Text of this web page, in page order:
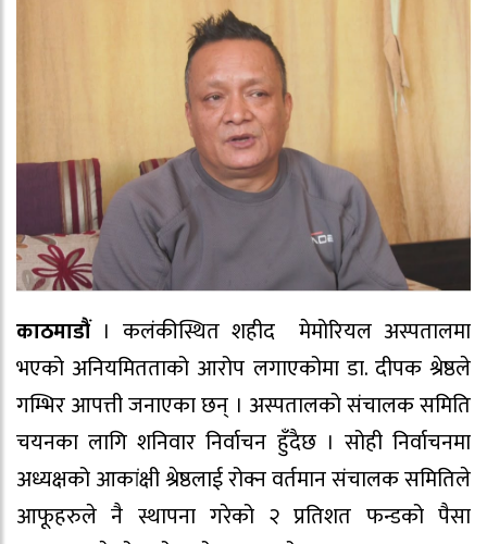
काठमाडौं। कलंकीस्थित शहीद मेमोरियल अस्पतालमा
भएको अनियमितताको आरोप लगाएकोमा डा. दीपक श्रेष्ठले
गम्भिर आपत्ती जनाएका छन् । अस्पतालको संचालक समिति
चयनका लागि शनिवार निर्वाचन हुँदैछ । सोही निर्वाचनमा
अध्यक्षको आकांक्षी श्रेष्ठलाई रोक्न वर्तमान संचालक समितिले
आफूहरुले नै स्थापना गरेको २ प्रतिशत फन्डको पैसा